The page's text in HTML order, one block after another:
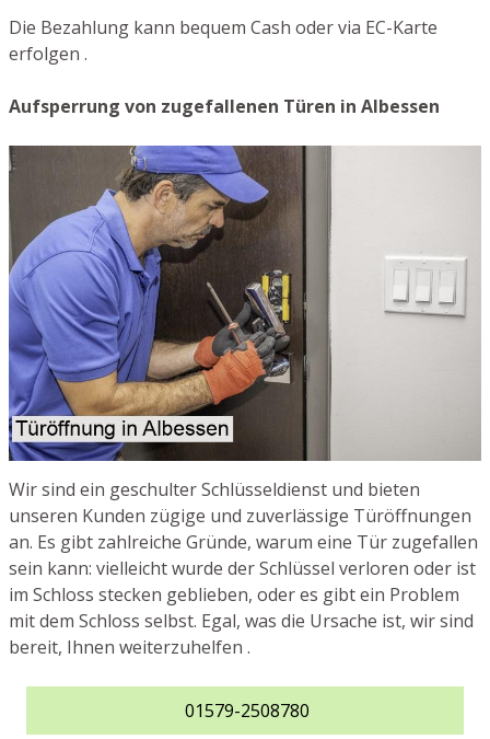
Die Bezahlung kann bequem Cash oder via EC-Karte
erfolgen .
Aufsperrung von zugefallenen Türen in Albessen
Wir sind ein geschulter Schlüsseldienst und bieten
unseren Kunden zügige und zuverlässige Türöffnungen
an. Es gibt zahlreiche Gründe, warum eine Tür zugefallen
sein kann: vielleicht wurde der Schlüssel verloren oder ist
im Schloss stecken geblieben, oder es gibt ein Problem
mit dem Schloss selbst. Egal, was die Ursache ist, wir sind
bereit, Ihnen weiterzuhelfen .
01579-2508780